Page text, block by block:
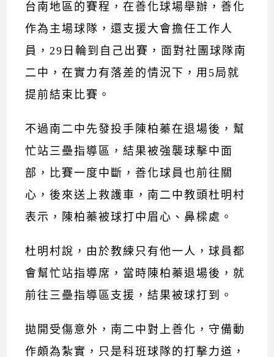
台南地區的賽程，在善化球場舉辦，善化
作為主場球隊，還支援大會擔任工作人
員，29日輪到自己出賽，面對社團球隊南
二中，在實力有落差的情況下，用5局就
提前結束比賽。
不過南二中先發投手陳柏蓁在退場後，幫
忙站三壘指導區，結果被強襲球擊中面
部，比賽一度中斷，善化球員也前往關
心，後來送上救護車，南二中教頭杜明村
表示，陳柏蓁被球打中眉心、鼻樑處。
杜明村說，由於教練只有他一人，球員都
會幫忙站指導席，當時陳柏蓁退場後，就
前往三壘指導區支援，結果被球打到。
拋開受傷意外，南二中對上善化，守備動
作頗為紮實，只是科班球隊的打擊力道，